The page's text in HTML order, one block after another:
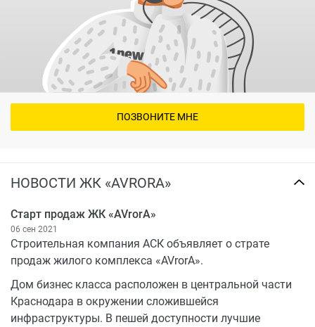
НОВОСТИ ЖК «AVRORA»
Старт продаж ЖК «AVrorA»
06 сен 2021
Строительная компания АСК объявляет о страте
продаж жилого комплекса «AVrorA».
Дом бизнес класса расположен в центральной части
Краснодара в окружении сложившейся
инфраструктуры. В пешей доступности лучшие
ПОЗВОНИТЕ МНЕ